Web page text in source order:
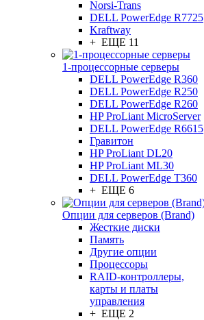
Norsi-Trans
DELL PowerEdge R7725
Kraftway
+ ЕЩЕ 11
1-процессорные серверы
DELL PowerEdge R360
DELL PowerEdge R250
DELL PowerEdge R260
HP ProLiant MicroServer
DELL PowerEdge R6615
Гравитон
HP ProLiant DL20
HP ProLiant ML30
DELL PowerEdge T360
+ ЕЩЕ 6
Опции для серверов (Brand)
Жесткие диски
Память
Другие опции
Процессоры
RAID-контроллеры,
карты и платы
управления
+ ЕЩЕ 2